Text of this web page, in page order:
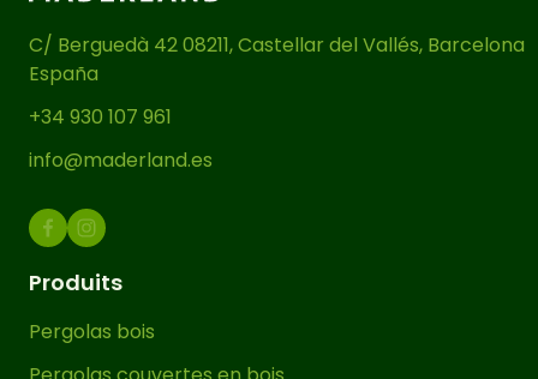
Ce support surélevé pour pergolas
élève les poteaux de 7 cm du sol
en cas de pluie, ce qui offre une
meilleure protection et durabilité à la
pergola.
Le support dispose de perforations
permettant une fixation sécurisée tant
au sol qu’au poteau, garantissant une
C/ Berguedà 42 08211, Castellar del Vallés, Barcelona
España
+34 930 107 961
info@maderland.es
Produits
Pergolas bois